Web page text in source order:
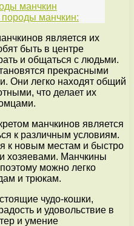
манчкин
манчкин:
является их
быть в центре
и общаться с людьми.
прекрасными
Они легко находят общий
что делает их
манчкинов является
к различным условиям.
к новым местам и быстро
хозяевами. Манчкины
можно легко
и трюкам.
чудо-кошки,
и удовольствие в
и умение